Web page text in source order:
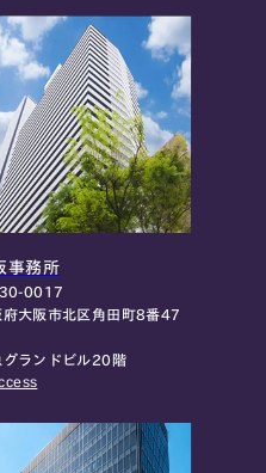
事務所
0017
府大阪市北区角田町8番47
グランドビル20階